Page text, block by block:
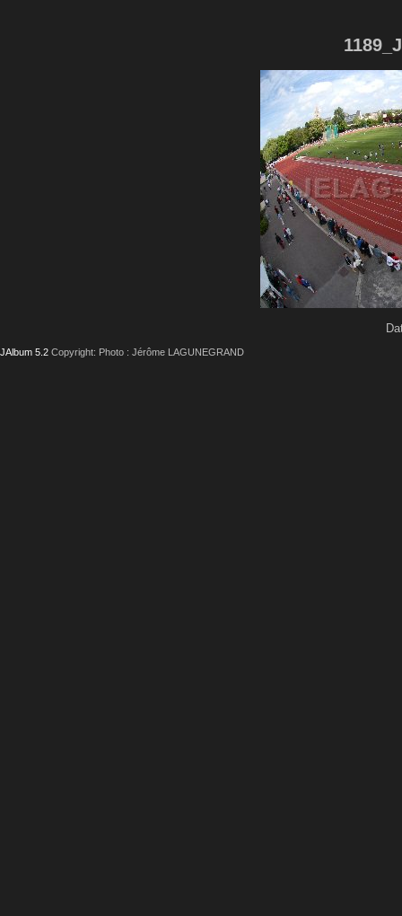
JAlbum 5.2 Copyright: Photo : Jérôme LAGUNEGRAND